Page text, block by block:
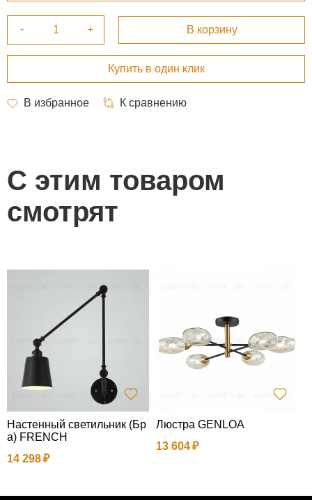
С этим товаром
смотрят
Настенный светильник (Бр
а) FRENCH
14 298
Люстра GENLOA
13 604